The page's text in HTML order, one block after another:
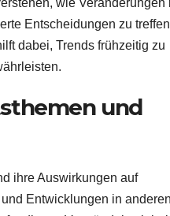
Entscheidungen zu
dabei, Trends frühzeitig zu
und
ihre Auswirkungen auf
Entwicklungen in